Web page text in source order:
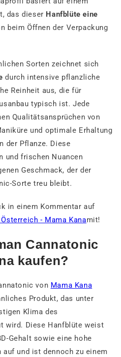
das dieser Hanfblüte eine
beim Öffnen der Verpackung
Sorten zeichnet sich
durch intensive pflanzliche
Reinheit aus, die für
typisch ist. Jede
Qualitätsansprüchen von
und optimale Erhaltung
der Pflanze. Diese
und frischen Nuancen
Geschmack, der der
Sorte treu bleibt.
in einem Kommentar auf
Österreich - Mama Kanamit!
Cannatonic
kaufen?
von Mama Kana
Produkt, das unter
Klima des
wird. Diese Hanfblüte weist
Gehalt sowie eine hohe
und ist dennoch zu einem